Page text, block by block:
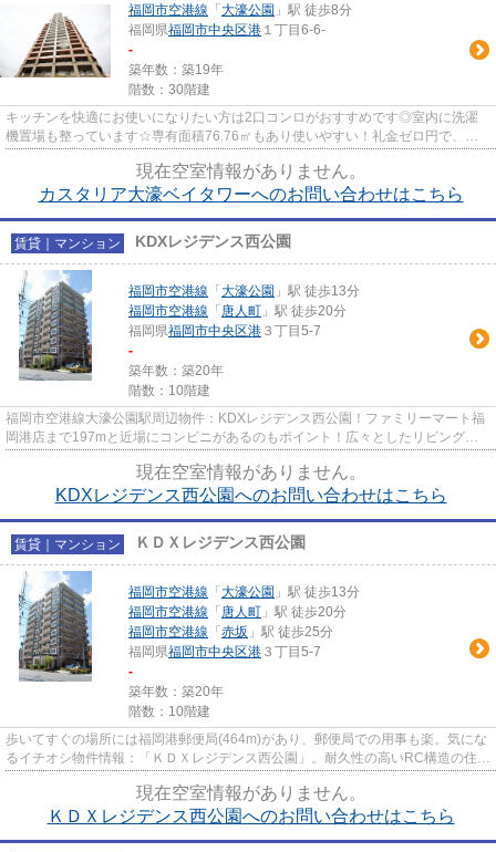
福岡市空港線 「大濠公園 」駅 徒歩8分
福岡県福岡市中央区港 １丁目6-6-
-
築年数：築19年
階数：30階建
キッチンを快適にお使いになりたい方は2口コンロがおすすめです◎室内に洗濯
機置場も整っています☆専有面積76.76㎡もあり使いやすい！礼金ゼロ円で、ゆ
とりのある心の豊かな生活を☆ゆと...
現在空室情報がありません。
カスタリア大濠ベイタワーへのお問い合わせはこちら
賃貸｜マンション KDXレジデンス西公園
福岡市空港線 「大濠公園 」駅 徒歩13分
福岡市空港線 「唐人町 」駅 徒歩20分
福岡県福岡市中央区港 ３丁目5-7
-
築年数：築20年
階数：10階建
福岡市空港線大濠公園駅周辺物件：KDXレジデンス西公園！ファミリーマート福
岡港店まで197mと近場にコンビニがあるのもポイント！広々としたリビングに
充実設備のキッチンを備えた4LDK...
現在空室情報がありません。
KDXレジデンス西公園へのお問い合わせはこちら
賃貸｜マンション ＫＤＸレジデンス西公園
福岡市空港線 「大濠公園 」駅 徒歩13分
福岡市空港線 「唐人町 」駅 徒歩20分
福岡市空港線 「赤坂 」駅 徒歩25分
福岡県福岡市中央区港 ３丁目5-7
-
築年数：築20年
階数：10階建
歩いてすぐの場所には福岡港郵便局(464m)があり、郵便局での用事も楽。気にな
るイチオシ物件情報：「ＫＤＸレジデンス西公園」。耐久性の高いRC構造の住居
を当社で是非とも見つけて下...
現在空室情報がありません。
ＫＤＸレジデンス西公園へのお問い合わせはこちら